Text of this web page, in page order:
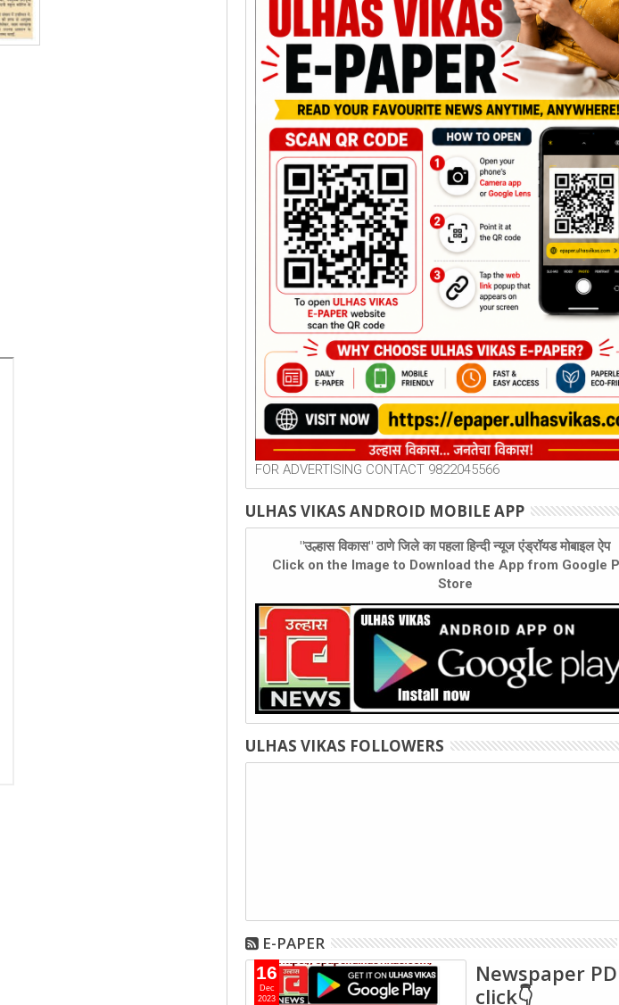
FOR ADVERTISING CONTACT 9822045566
ULHAS VIKAS ANDROID MOBILE APP
"उल्हास विकास" ठाणे जिले का पहला हिन्दी न्यूज एंड्रॉयड मोबाइल ऐप
Click on the Image to Download the App from Google
Store
ULHAS VIKAS FOLLOWERS
E-PAPER
16
Dec
2023
Newspaper
click👇